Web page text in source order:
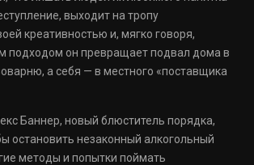
выходит на тропу
креативностью и, мягко говоря,
подходом он превращает подвал дома в
а себя — в местного «поставщика
Баннер, новый блюститель порядка,
остановить незаконный алкогольный
методы и попытки поймать